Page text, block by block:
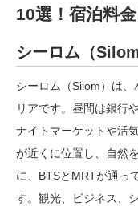
10選！宿泊料
シーロム（
シーロム（Silom）は
リアです。昼間は銀行
ナイトマーケットや活
が近くに位置し、自然
に、BTSとMRTが通っ
す。観光、ビジネス、